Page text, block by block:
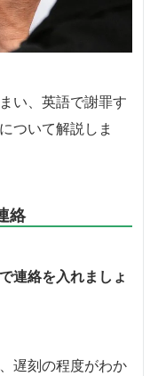
い、英語で謝罪す
ついて解説しま
絡
連絡を入れましょ
遅刻の程度がわか